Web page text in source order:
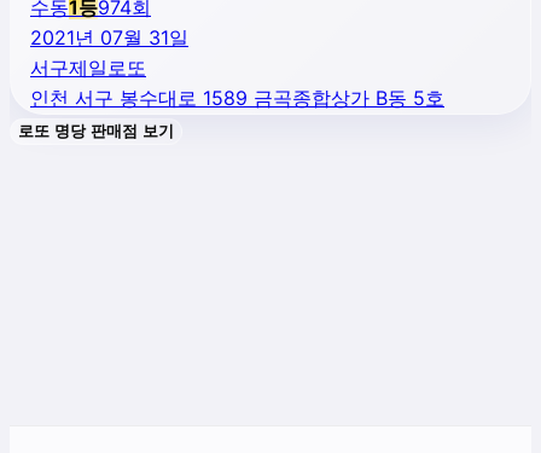
수동1등974회
2021년 07월 31일
서구제일로또
인천 서구 봉수대로 1589 금곡종합상가 B동 5호
로또 명당 판매점 보기